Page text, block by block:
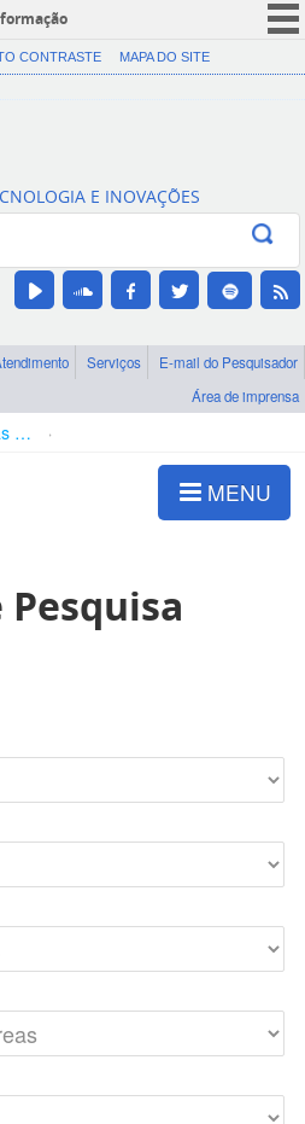
CORONAVÍRUS (COVID-19)
Canais
CONTRASTE MAPA DO SITE
E INOVAÇÕES
Serviços
E-mail do Pesquisador
Área de imprensa
Bolsas e Auxílios Vigentes
MENU